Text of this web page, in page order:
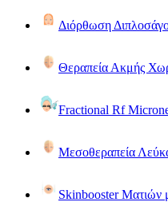
Διόρθωση
Θεραπεία Ακμής
Fractional Rf
Μεσοθεραπεία
Skinbooster Ματιών